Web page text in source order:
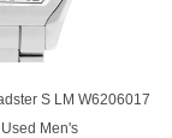
心斎橋店
S LM W6206017
Used Men's